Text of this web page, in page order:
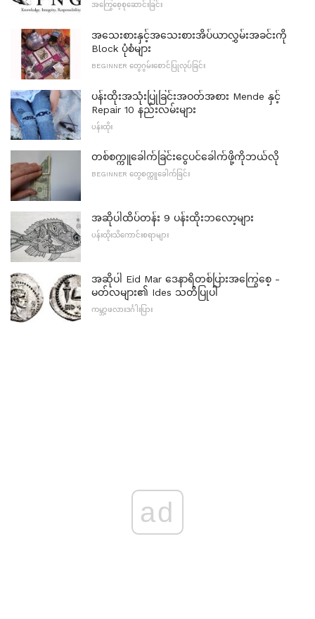
အကြွေစေ့စုဆောင်းခြင်း
အသေးစားနှင့်အသေးစားအိပ်ယာလွှမ်းအခင်းကို
Block ပုံစံများ
BEGINNER တွေဂွမ်းစောင်ပြုလုပ်ခြင်း
ပန်းထိုးအသုံးပြုခြင်းအဝတ်အစား Mende နှင့်
Repair 10 နည်းလမ်းများ
ပန်းထိုး
တစ်စက္ကူခေါက်ခြင်းငွေပင်ခေါက်ဖို့ကိုဘယ်လို
BEGINNER တွေစက္ကူခေါက်ခြင်း
အဆိုပါထိပ်တန်း 9 ပန်းထိုးဘလော့များ
ပန်းထိုးသိကောင်းစရာများ
အဆိုပါ Eid Mar ဒေနာရိတစ်ပြားအကြွေစေ့ -
မတ်လများ၏ Ides သတိပြုပါ
ကမ္ဘာ့ဖလားဒင်္ဂါးပြား
ad